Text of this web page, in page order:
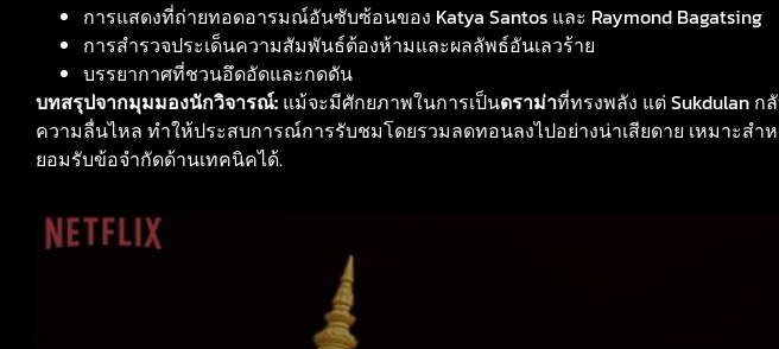
การแสดงที่ถ่ายทอดอารมณ์อันซับซ้อนของ Katya Santos และ Raymond Bagatsing
การสำรวจประเด็นความสัมพันธ์ต้องห้ามและผลลัพธ์อันเลวร้าย
บรรยากาศที่ชวนอึดอัดและกดดัน
บทสรุปจากมุมมองนักวิจารณ์: แม้จะมีศักยภาพในการเป็นดราม่าที่ทรงพลัง แต่ Sukdulan ก
ความลื่นไหล ทำให้ประสบการณ์การรับชมโดยรวมลดทอนลงไปอย่างน่าเสียดาย เหมาะสำ
ยอมรับข้อจำกัดด้านเทคนิคได้.